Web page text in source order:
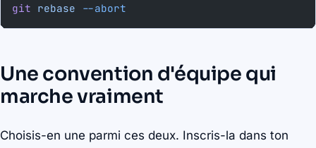
git rebase --abort
Une convention d'équipe qui
marche vraiment
Choisis-en une parmi ces deux. Inscris-la dans ton